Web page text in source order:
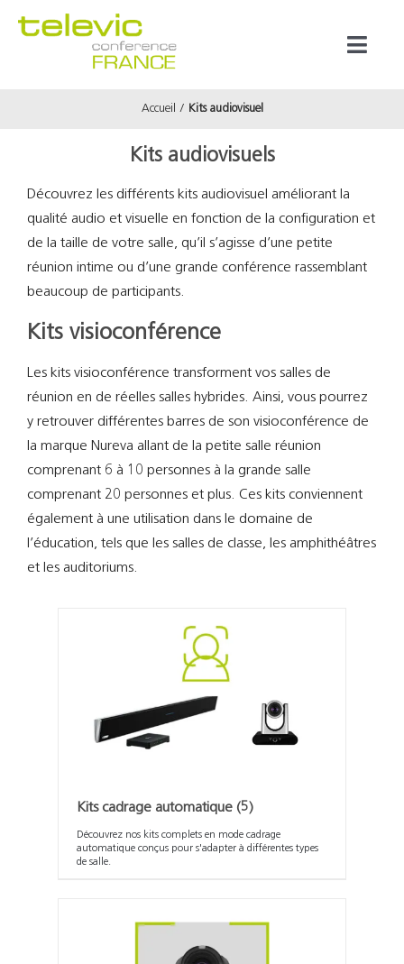
Accueil Kits audiovisuel
Kits audiovisuels
Découvrez les différents kits audiovisuel améliorant la
qualité audio et visuelle en fonction de la configuration et
de la taille de votre salle, qu’il s’agisse d’une petite
réunion intime ou d’une grande conférence rassemblant
beaucoup de participants.
Kits visioconférence
Les kits visioconférence transforment vos salles de
réunion en de réelles salles hybrides. Ainsi, vous pourrez
y retrouver différentes barres de son visioconférence de
la marque Nureva allant de la petite salle réunion
comprenant 6 à 10 personnes à la grande salle
comprenant 20 personnes et plus. Ces kits conviennent
également à une utilisation dans le domaine de
l’éducation, tels que les salles de classe, les amphithéâtres
et les auditoriums.
Kits cadrage automatique (5)
Découvrez nos kits complets en mode cadrage
automatique conçus pour s'adapter à différentes types
de salle.